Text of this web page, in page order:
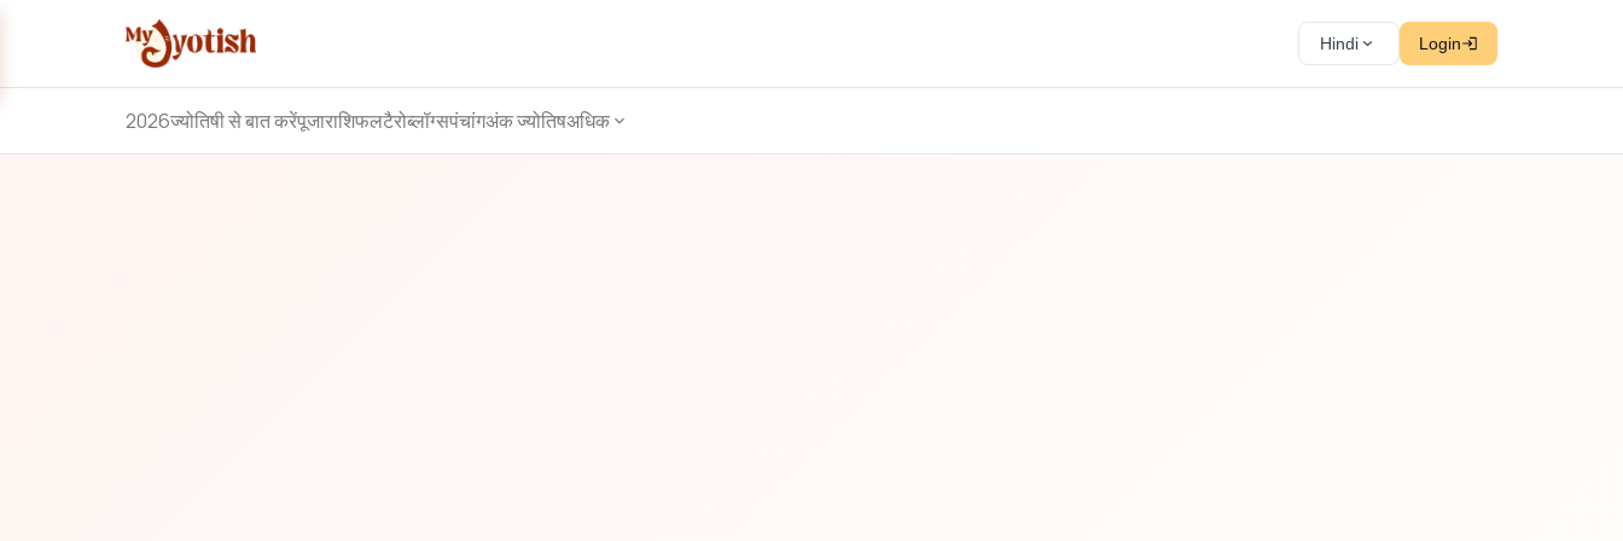
Hindi Login
2026ज्योतिषी से बात करेंपूजाराशिफलटैरोब्लॉग्सपंचांगअंक ज्योतिषअधिक